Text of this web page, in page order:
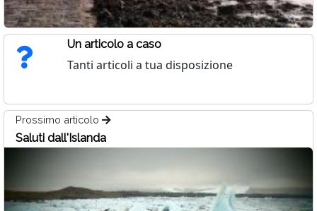
Un articolo a caso
Tanti articoli a tua disposizione
Prossimo articolo
Saluti dall'Islanda